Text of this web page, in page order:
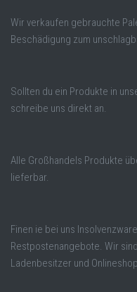
Wir verkaufen gebrauchte
Beschädigung zum
Sollten du ein Produkte in
schreibe uns direkt an.
Alle Großhandels Produkte
lieferbar.
Finen ie bei uns
Restpostenangebote. Wir
Ladenbesitzer und